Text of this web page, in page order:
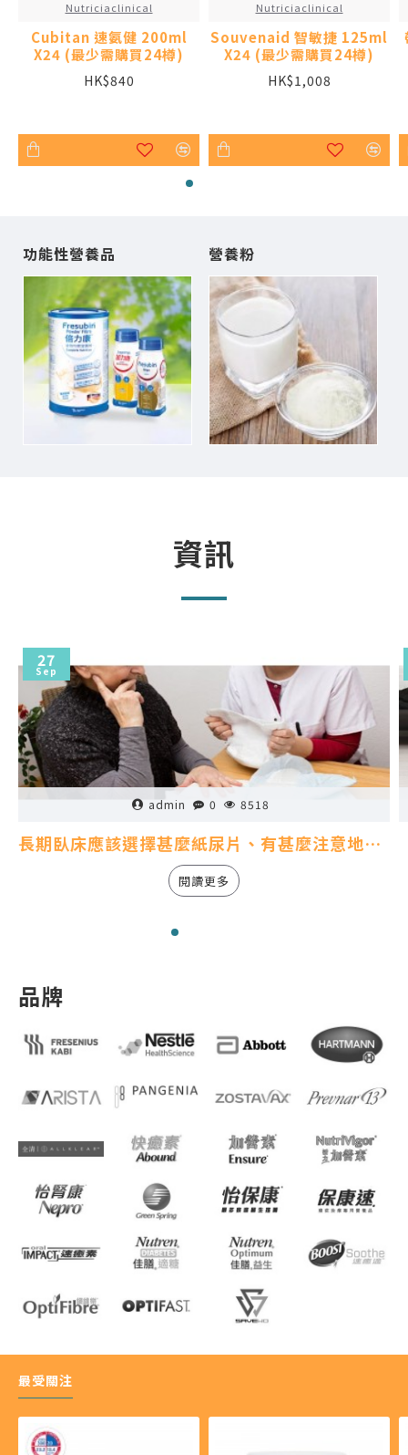
Nutriciaclinical
Cubitan 速氨健 200ml
X24 (最少需購買24樽)
HK$840
Nutriciaclinical
Souvenaid 智敏捷 125ml
X24 (最少需購買24樽)
HK$1,008
功能性營養品 營養粉
資訊
27
Sep
admin 0 8518
長期臥床應該選擇甚麼紙尿片、有甚麼注意地方?
閱讀更多
品牌
最受關注